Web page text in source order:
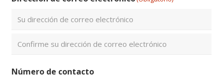
un
email
Número de contacto